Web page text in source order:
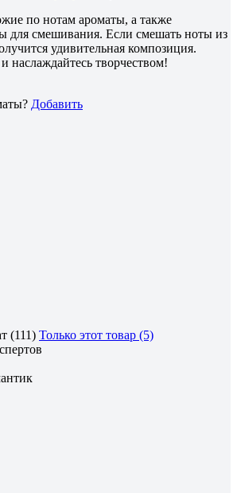
по нотам ароматы, а также
для смешивания. Если смешать ноты из
удивительная композиция.
наслаждайтесь творчеством!
Добавить
(111) Только этот товар (5)